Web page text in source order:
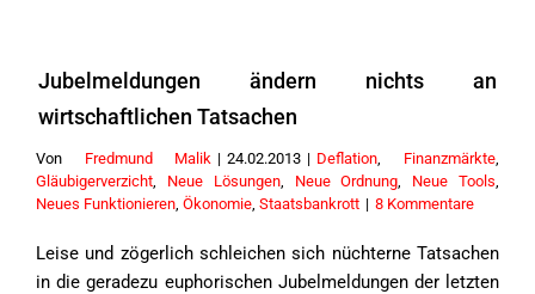
Jubelmeldungen ändern nichts an
wirtschaftlichen Tatsachen
Von Fredmund Malik | 24.02.2013 | Deflation, Finanzmärkte,
Gläubigerverzicht, Neue Lösungen, Neue Ordnung, Neue Tools,
Neues Funktionieren, Ökonomie, Staatsbankrott | 8 Kommentare
Leise und zögerlich schleichen sich nüchterne Tatsachen
in die geradezu euphorischen Jubelmeldungen der letzten